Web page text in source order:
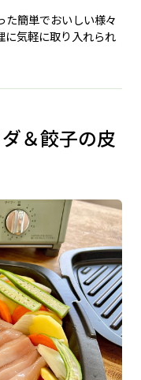
た簡単でおいしい様々
に気軽に取り入れられ
＆餃子の皮